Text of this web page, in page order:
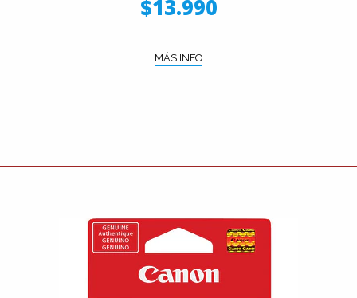
$13.990
MÁS INFO